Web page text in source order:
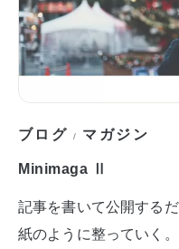
ブログ / マガジン
Minimaga Ⅱ
記事を書いて公開する
紙のように整っていく